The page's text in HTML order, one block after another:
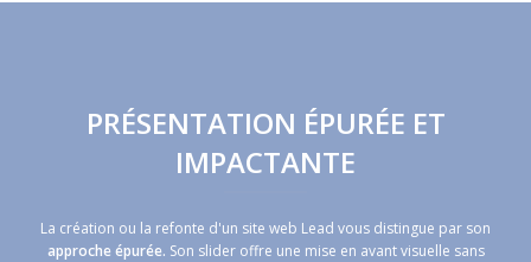
PRÉSENTATION ÉPURÉE ET
IMPACTANTE
La création ou la refonte d'un site web Lead vous distingue par son
approche épurée. Son slider offre une mise en avant visuelle sans